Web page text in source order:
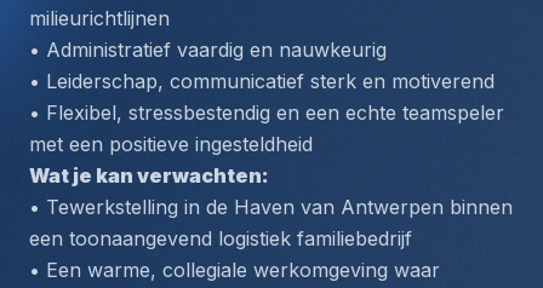
milieurichtlijnen
• Administratief vaardig en nauwkeurig
• Leiderschap, communicatief sterk en motiverend
• Flexibel, stressbestendig en een echte teamspeler
met een positieve ingesteldheid
Wat je kan verwachten:
• Tewerkstelling in de Haven van Antwerpen binnen
een toonaangevend logistiek familiebedrijf
• Een warme, collegiale werkomgeving waar